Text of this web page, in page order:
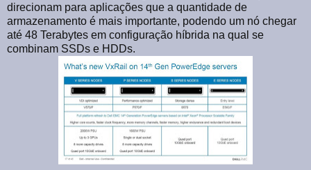
direcionam para aplicações que a quantidade de
armazenamento é mais importante, podendo um nó chegar
até 48 Terabytes em configuração híbrida na qual se
combinam SSDs e HDDs.